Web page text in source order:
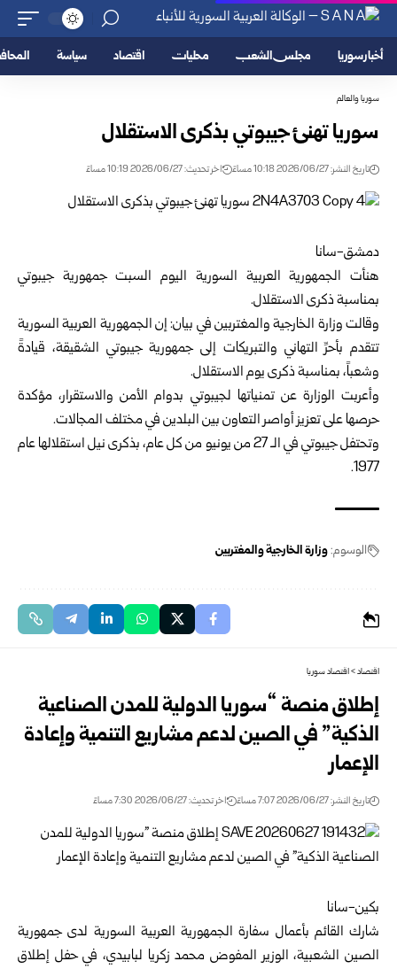
أخبار سوريا مجلس الشعب محليات اقتصاد سياسة
سوريا والعالم
سوريا تهنئ جيبوتي بذكرى الاستقلال ‏
تاريخ النشر: 2026/06/27 10:18 مساءً اخر تحديث: 2026/06/27 10:19 مساءً
دمشق-سانا‏
هنأت الجمهورية العربية السورية اليوم السبت جمهورية جيبوتي
‏بمناسبة ذكرى الاستقلال.‏
وقالتوزارة الخارجية والمغتربينفي بيان: إن الجمهورية العربية ‏السورية
تتقدم بأحرِّ التهاني والتبريكات إلى جمهورية جيبوتي الشقيقة، قيادةً
‏وشعباً، بمناسبة ذكرى يوم الاستقلال.‏
وأعربت الوزارة عن تمنياتها لجيبوتي بدوام الأمن والاستقرار، ‏مؤكدة
حرصها على تعزيز أواصر التعاون بين البلدين في مختلف المجالات.‏
وتحتفل جيبوتي في الـ 27 من يونيو من كل عام، بذكرى نيل استقلالها عام
1977.
الوسوم:وزارة الخارجية والمغتربين
اقتصاد>اقتصاد سوريا
إطلاق منصة “سوريا الدولية للمدن الصناعية
الذكية” في الصين لدعم مشاريع التنمية وإعادة
الإعمار
تاريخ النشر: 2026/06/27 7:07 مساءً اخر تحديث: 2026/06/27 7:30 مساءً
بكين-سانا
شارك القائم بأعمال سفارة الجمهورية العربية السورية لدى جمهورية
الصين الشعبية، الوزير المفوض محمد زكريا لبابيدي، في حفل إطلاق